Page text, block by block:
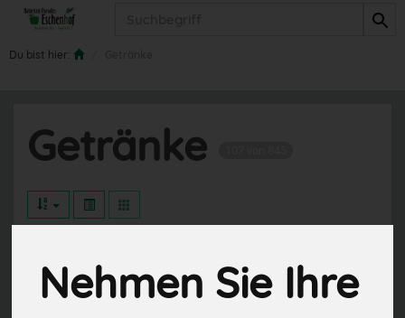
Nehmen Sie Ihre
Du bist hier:
Getränke
27
Säfte